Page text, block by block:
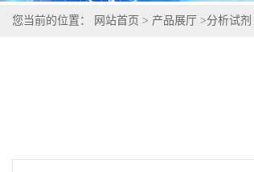
您当前的位置： 网站首页 > 产品展厅 >分析试剂